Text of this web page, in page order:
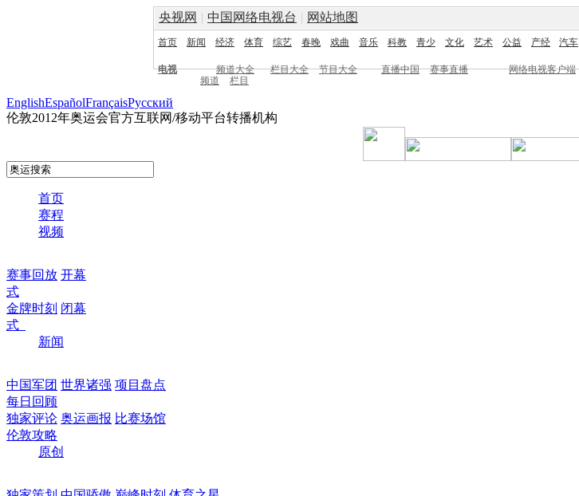
央视网 | 中国网络电视台 | 网站地图
首页 新闻 经济 体育 综艺 春晚 戏曲 音乐 科教 青少 文化 艺术 公益 产经 汽车
电视 频道大全 栏目大全 节目大全 直播中国 赛事直播 网络电视客户端
频道
栏目
EnglishEspañolFrançaisPусский
伦敦2012年奥运会官方互联网/移动平台转播机构
首页
赛程
视频
赛事回放 开幕
式
金牌时刻 闭幕
式
新闻
中国军团 世界诸强 项目盘点
每日回顾
独家评论 奥运画报 比赛场馆
伦敦攻略
原创